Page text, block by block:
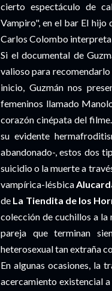
cierto espectáculo de
Vampiro", en el bar El hijo
Carlos Colombo
Si el documental de
valioso para
inicio, Guzmán nos
femeninos llamado
corazón cinépata del
su evidente
abandonado-, estos dos
suicidio o la muerte a
vampírica-lésbica
de La Tiendita de los
colección de cuchillos a la
pareja que terminan
heterosexual tan extraña
En algunas ocasiones, la
acercamiento existencial